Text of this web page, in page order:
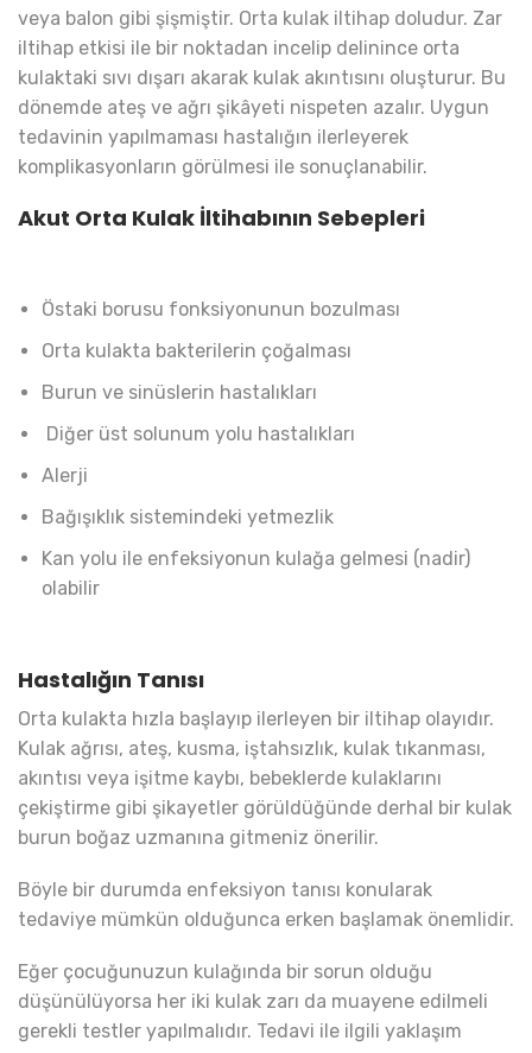
veya balon gibi şişmiştir. Orta kulak iltihap doludur. Zar
iltihap etkisi ile bir noktadan incelip delinince orta
kulaktaki sıvı dışarı akarak kulak akıntısını oluşturur. Bu
dönemde ateş ve ağrı şikâyeti nispeten azalır. Uygun
tedavinin yapılmaması hastalığın ilerleyerek
komplikasyonların görülmesi ile sonuçlanabilir.
Akut Orta Kulak İltihabının Sebepleri
Östaki borusu fonksiyonunun bozulması
Orta kulakta bakterilerin çoğalması
Burun ve sinüslerin hastalıkları
Diğer üst solunum yolu hastalıkları
Alerji
Bağışıklık sistemindeki yetmezlik
Kan yolu ile enfeksiyonun kulağa gelmesi (nadir)
olabilir
Hastalığın Tanısı
Orta kulakta hızla başlayıp ilerleyen bir iltihap olayıdır.
Kulak ağrısı, ateş, kusma, iştahsızlık, kulak tıkanması,
akıntısı veya işitme kaybı, bebeklerde kulaklarını
çekiştirme gibi şikayetler görüldüğünde derhal bir kulak
burun boğaz uzmanına gitmeniz önerilir.
Böyle bir durumda enfeksiyon tanısı konularak
tedaviye mümkün olduğunca erken başlamak önemlidir.
Eğer çocuğunuzun kulağında bir sorun olduğu
düşünülüyorsa her iki kulak zarı da muayene edilmeli
gerekli testler yapılmalıdır. Tedavi ile ilgili yaklaşım